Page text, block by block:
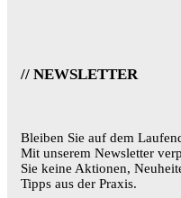
// NEWSLETTER
Bleiben Sie auf dem
Mit unserem Newsletter
Sie keine Aktionen,
Tipps aus der Praxis.